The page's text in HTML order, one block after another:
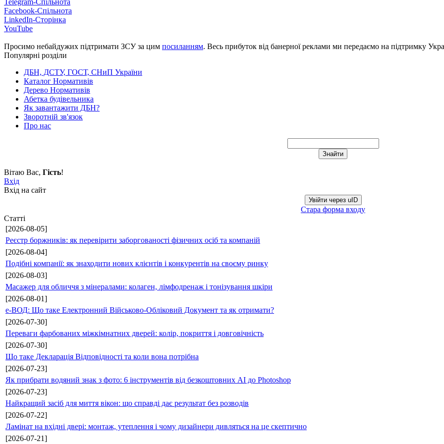
Facebook-Спільнота
LinkedIn-Сторінка
YouTube
Просимо небайдужих підтримати ЗСУ за цим посиланням. Весь прибуток від банерної реклами ми передаємо на підтримку
Популярні розділи
ДБН, ДСТУ, ГОСТ, СНиП України
Каталог Нормативів
Дерево Нормативів
Абетка будівельника
Як завантажити ДБН?
Зворотній зв'язок
Про нас
Вітаю Вас, Гість!
Вхід
Вхід на сайт
Увійти через uID
Стара форма входу
Статті
[2026-08-05]
Реєстр боржників: як перевірити заборгованості фізичних осіб та компаній
[2026-08-04]
Подібні компанії: як знаходити нових клієнтів і конкурентів на своєму ринку
[2026-08-03]
Масажер для обличчя з мінералами: колаген, лімфодренаж і тонізування шкіри
[2026-08-01]
е-ВОД: Що таке Електронний Військово-Обліковий Документ та як отримати?
[2026-07-30]
Переваги фарбованих міжкімнатних дверей: колір, покриття і довговічність
[2026-07-30]
Що таке Декларація Відповідності та коли вона потрібна
[2026-07-23]
Як прибрати водяний знак з фото: 6 інструментів від безкоштовних AI до Photoshop
[2026-07-23]
Найкращий засіб для миття вікон: що справді дає результат без розводів
[2026-07-22]
Ламінат на вхідні двері: монтаж, утеплення і чому дизайнери дивляться на це скептично
[2026-07-21]